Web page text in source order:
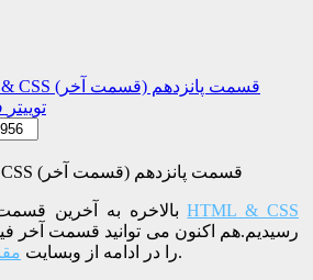
توییتر
فیلم آموزش HTML & CSS قسمت پانزدهم (قسمت آخر)
بالاخره به آخرین قسمت از مجموعه آموزشیHTML & CSS
رسیدیم.هم اکنون می توانید قسمت
را در ادامه از وبسایتدریافت نمایید.